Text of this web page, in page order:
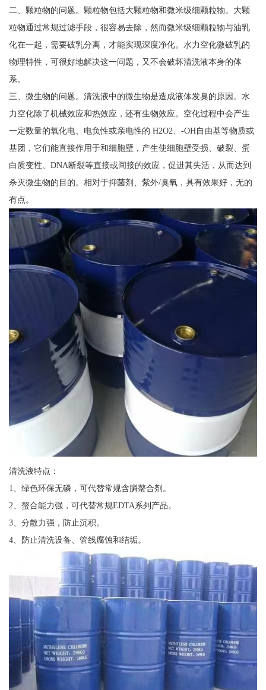
二、颗粒物的问题。颗粒物包括大颗粒物和微米级细颗粒物。大颗
粒物通过常规过滤手段，很容易去除，然而微米级细颗粒物与油乳
化在一起，需要破乳分离，才能实现深度净化。水力空化微破乳的
物理特性，可很好地解决这一问题，又不会破坏清洗液本身的体
系。
三、微生物的问题。清洗液中的微生物是造成液体发臭的原因。水
力空化除了机械效应和热效应，还有生物效应。空化过程中会产生
一定数量的氧化电、电负性或亲电性的 H2O2、-OH自由基等物质或
基团，它们能直接作用于和细胞壁，产生使细胞壁受损、破裂、蛋
白质变性、DNA断裂等直接或间接的效应，促进其失活，从而达到
杀灭微生物的目的。相对于抑菌剂、紫外/臭氧，具有效果好，无的
有点。
清洗液特点：
1、绿色环保无磷，可代替常规含膦螯合剂。
2、螯合能力强，可代替常规EDTA系列产品。
3、分散力强，防止沉积。
4、防止清洗设备、管线腐蚀和结垢。